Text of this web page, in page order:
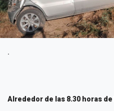
.
Alrededor de las 8.30 horas